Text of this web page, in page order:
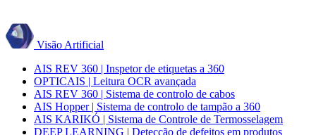
Visão Artificial
AIS REV 360 | Inspetor de etiquetas a 360
OPTICAIS | Leitura OCR avançada
AIS REV 360 | Sistema de controlo de cabos
AIS Hopper | Sistema de controlo de tampão a 360
AIS KARIKÓ | Sistema de Controle de Termosselagem
DEEP LEARNING | Detecção de defeitos em produtos